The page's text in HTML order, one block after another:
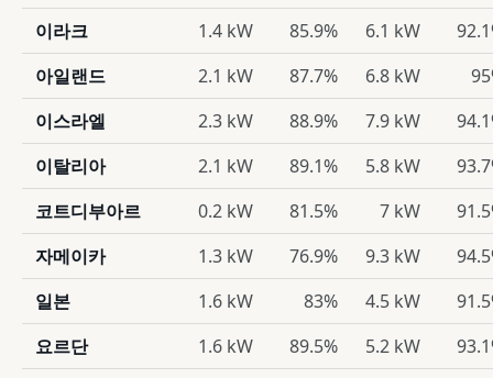
이라크
1.4 kW 85.9% 6.1 kW
아일랜드
2.1 kW 87.7% 6.8 kW
이스라엘
2.3 kW 88.9% 7.9 kW
이탈리아
2.1 kW 89.1% 5.8 kW
코트디부아르
0.2 kW 81.5% 7 kW
자메이카
1.3 kW 76.9% 9.3 kW
일본
1.6 kW 83% 4.5 kW
요르단
1.6 kW 89.5% 5.2 kW